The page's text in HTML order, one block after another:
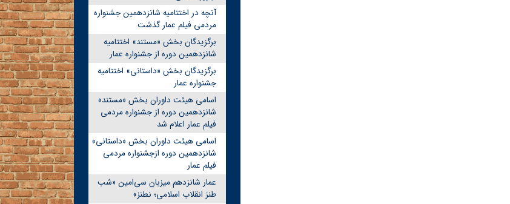
آنچه در اختتامیه شانزدهمین جشنواره
مردمی فیلم عمار گذشت
برگزیدگان بخش «مستند» اختتامیه
شانزدهمین دوره از جشنواره عمار
برگزیدگان بخش «داستانی» اختتامیه
جشنواره عمار
اسامی هیئت داوران بخش «مستند»
شانزدهمین دوره از جشنواره مردمی
فیلم عمار اعلام شد
اسامی هیئت داوران بخش «داستانی»
شانزدهمین دوره ازجشنواره مردمی
فیلم عمار
عمار شانزدهم میزبان سی‌امین «شب
طنز انقلاب اسلامی؛ نطنز»